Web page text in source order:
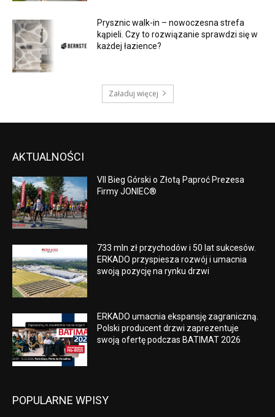
Prysznic walk-in – nowoczesna strefa
kąpieli. Czy to rozwiązanie sprawdzi się w
każdej łazience?
Załaduj więcej
AKTUALNOŚCI
VII Bieg Górski o Złotą Paproć Prezesa
Firmy JONIEC®
733 mln zł przychodów i 50 lat sukcesów.
ERKADO przyspiesza rozwój i umacnia
swoją pozycję na rynku drzwi
ERKADO umacnia ekspansję zagraniczną.
Polski producent drzwi zaprezentuje
swoją ofertę podczas BATIMAT 2026
POPULARNE WPISY